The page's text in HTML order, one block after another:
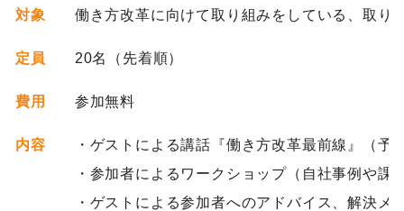
対象 働き方改革に向けて取り組みをしている、取り
定員 20名（先着順）
費用 参加無料
内容
・ゲストによる講話『働き方改革最前線』（予
・参加者によるワークショップ（自社事例や課
・ゲストによる参加者へのアドバイス、解決メ